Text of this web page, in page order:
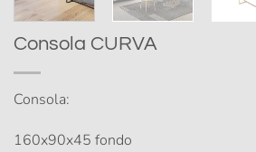
Consola CURVA
Consola:
160x90x45 fondo